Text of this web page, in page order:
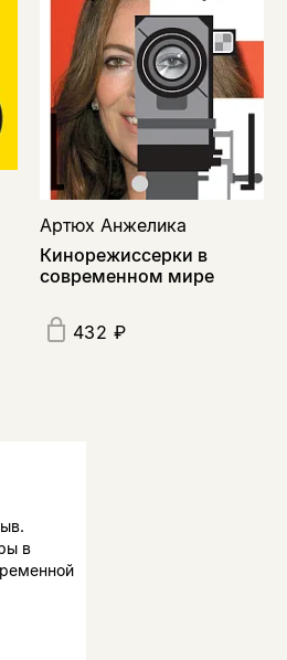
Артюх Анжелика
Кинорежиссерки в
современном мире
432 ₽
в